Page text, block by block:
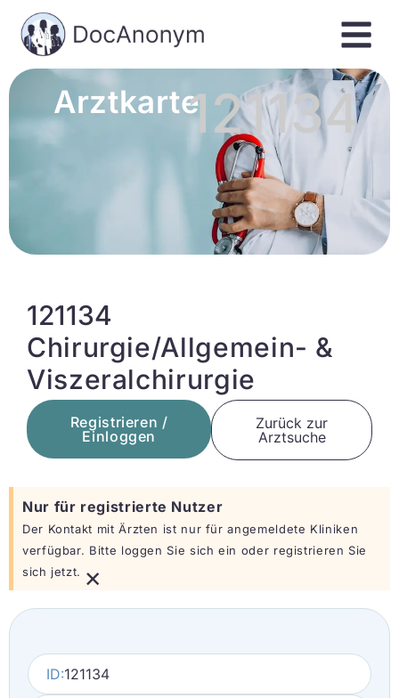
Arztkarte121134
121134
Chirurgie/Allgemein- &
Viszeralchirurgie
Registrieren /
Einloggen
Zurück zur
Arztsuche
Nur für registrierte Nutzer
Der Kontakt mit Ärzten ist nur für angemeldete Kliniken
verfügbar. Bitte loggen Sie sich ein oder registrieren Sie
sich jetzt. ×
ID:121134